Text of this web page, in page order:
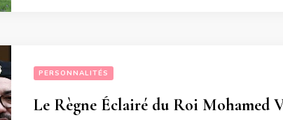
PERSONNALITÉS
Le Règne Éclairé du Roi Mohamed